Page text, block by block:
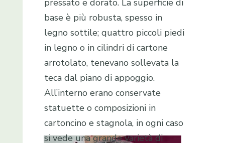
pressato e dorato. La superficie di
base è più robusta, spesso in
legno sottile; quattro piccoli piedi
in legno o in cilindri di cartone
arrotolato, tenevano sollevata la
teca dal piano di appoggio.
All’interno erano conservate
statuette o composizioni in
cartoncino e stagnola, in ogni caso
si vede una grande varietà di